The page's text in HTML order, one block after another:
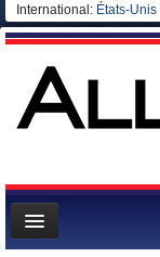
International: États-Unis